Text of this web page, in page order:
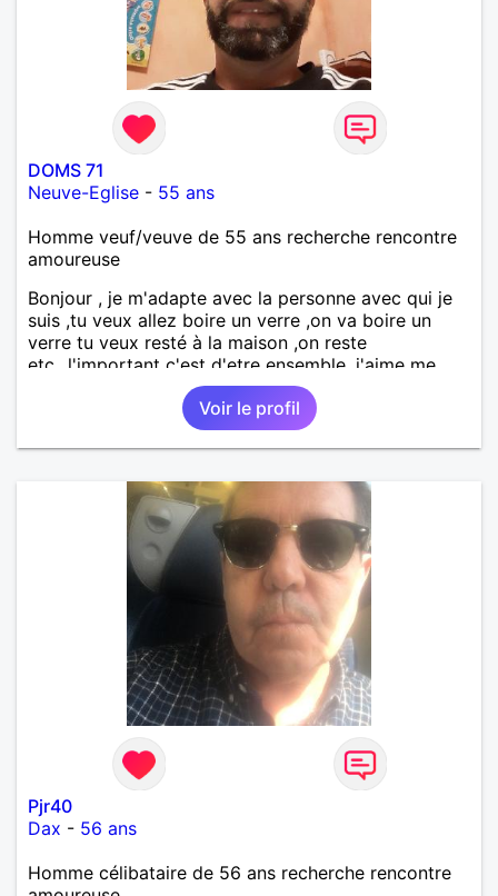
DOMS 71
Neuve-Eglise - 55 ans
Homme veuf/veuve de 55 ans recherche rencontre
amoureuse
Bonjour , je m'adapte avec la personne avec qui je
suis ,tu veux allez boire un verre ,on va boire un
verre tu veux resté à la maison ,on reste
etc...l'important c'est d'etre ensemble .j'aime me
balader , faire du sport , regarder des film , aller au
théatre etc et j'aime par dessus tous rire
Voir le profil
Pjr40
Dax - 56 ans
Homme célibataire de 56 ans recherche rencontre